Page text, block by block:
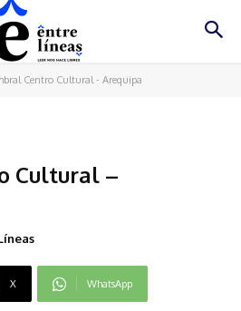
Centro Cultural - Arequipa
Cultural –
X WhatsApp